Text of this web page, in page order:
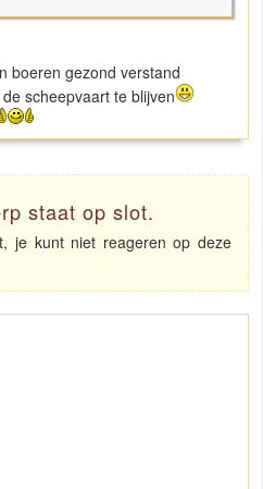
boeren gezond verstand
scheepvaart te blijven
staat op slot.
je kunt niet reageren op deze